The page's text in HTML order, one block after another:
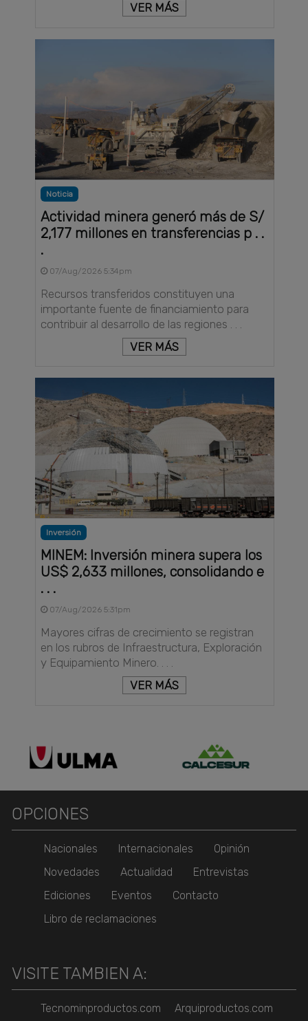
VER MÁS
Noticia
Actividad minera generó más de S/
2,177 millones en transferencias p . .
.
07/Aug/2026 5:34pm
Recursos transferidos constituyen una
importante fuente de financiamiento para
contribuir al desarrollo de las regiones . . .
VER MÁS
Inversión
MINEM: Inversión minera supera los
US$ 2,633 millones, consolidando e
. . .
07/Aug/2026 5:31pm
Mayores cifras de crecimiento se registran
en los rubros de Infraestructura, Exploración
y Equipamiento Minero. . . .
VER MÁS
OPCIONES
Nacionales Internacionales
Opinión
Novedades
Actualidad
Entrevistas
Ediciones
Eventos
Contacto
Libro de reclamaciones
VISITE TAMBIEN A:
Tecnominproductos.com Arquiproductos.com